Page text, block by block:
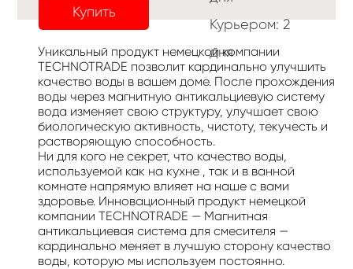
Купить
Курьером: 2
дня
Уникальный продукт немецкой компании
TECHNOTRADE позволит кардинально улучшить
качество воды в вашем доме. После прохождения
воды через магнитную антикальциевую систему
вода изменяет свою структуру, улучшает свою
биологическую активность, чистоту, текучесть и
растворяющую способность.
Ни для кого не секрет, что качество воды,
используемой как на кухне , так и в ванной
комнате напрямую влияет на наше с вами
здоровье. Инновационный продукт немецкой
компании TECHNOTRADE — Магнитная
антикальциевая система для смесителя —
кардинально меняет в лучшую сторону качество
воды, которую мы используем постоянно.